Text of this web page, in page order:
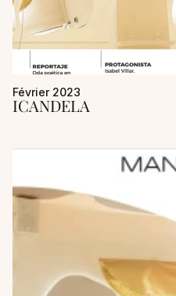
Février 2023
ICANDELA